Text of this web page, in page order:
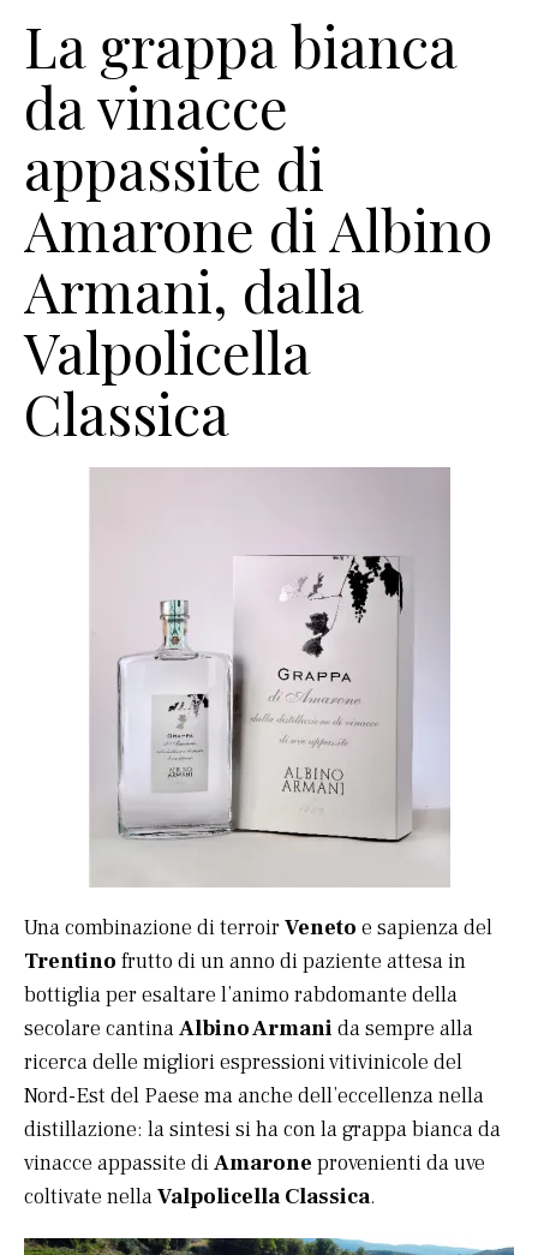
La grappa bianca
da vinacce
appassite di
Amarone di Albino
Armani, dalla
Valpolicella
Classica
Una combinazione di terroirVeneto e sapienza del
Trentino frutto di un anno di paziente attesa in
bottiglia per esaltare l’animo rabdomante della
secolare cantinaAlbino Armani da sempre alla
ricerca delle migliori espressioni vitivinicole del
Nord-Est del Paese ma anche dell’eccellenza nella
distillazione: la sintesi si ha con la grappa bianca da
vinacce appassite diAmarone provenienti da uve
coltivate nellaValpolicella Classica.